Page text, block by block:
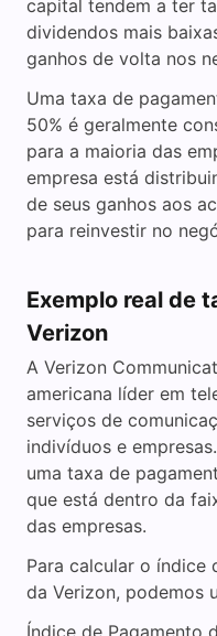
capital tendem a ter
dividendos mais
ganhos de volta nos
Uma taxa de
50% é geralmente
para a maioria das
empresa está
de seus ganhos aos
para reinvestir no
Exemplo real de
Verizon
A Verizon
americana líder em
serviços de
indivíduos e
uma taxa de
que está dentro da
das empresas.
Para calcular o índice
da Verizon, podemos